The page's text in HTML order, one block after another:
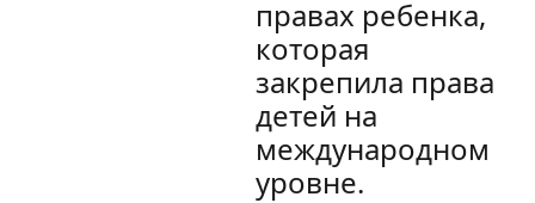
правах ребенка,
которая
закрепила права
детей на
международном
уровне.